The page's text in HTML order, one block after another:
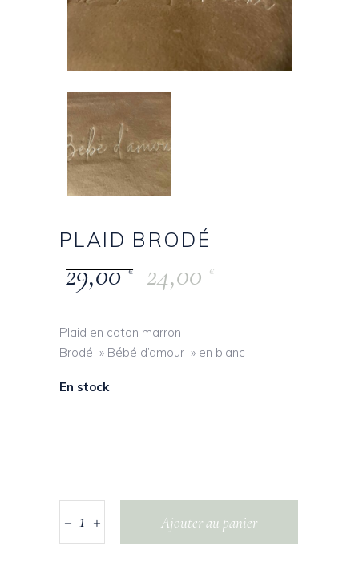
PLAID BRODÉ
29,00€ 24,00 €
Plaid en coton marron
Brodé » Bébé d’amour » en blanc
En stock
Ajouter au panier